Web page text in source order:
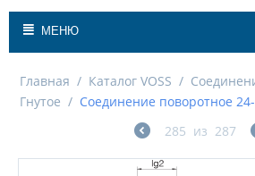
МЕНЮ
Главная / Каталог VOSS /
Гнутое / Соединение поворотное 24-
285 из 287